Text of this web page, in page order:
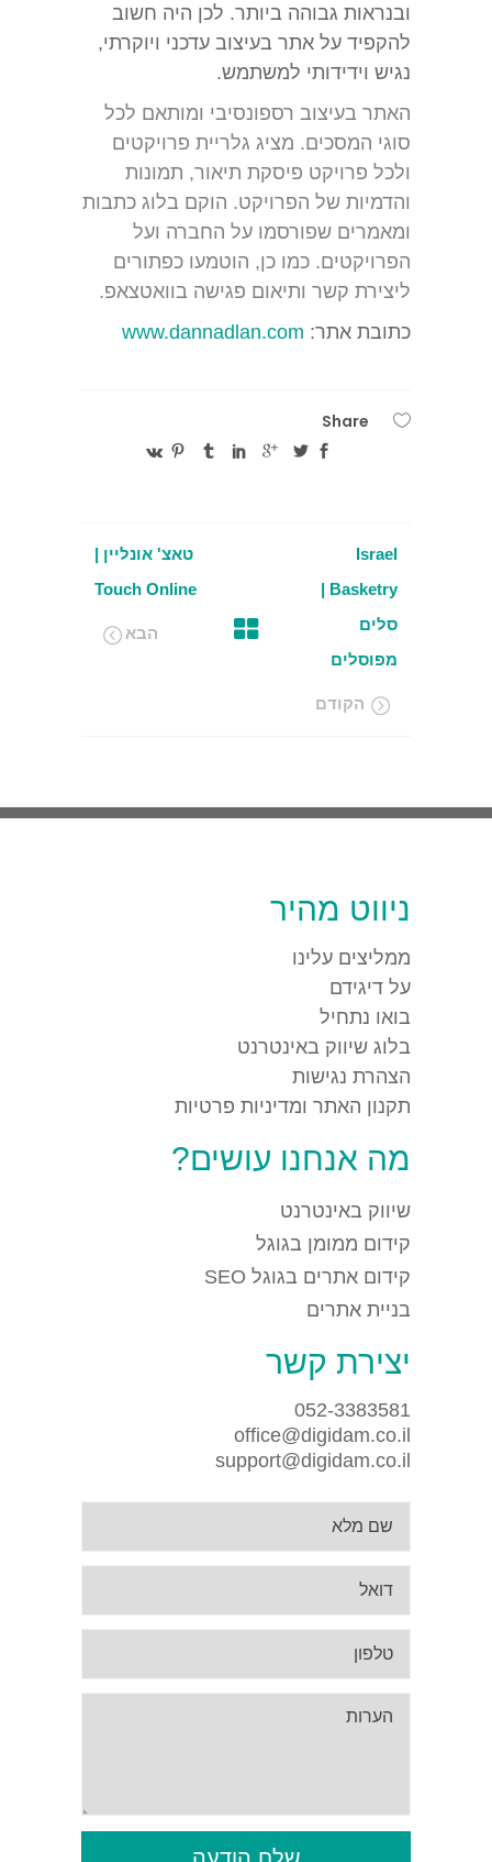
ובנראות גבוהה ביותר. לכן היה חשוב
להקפיד על אתר בעיצוב עדכני ויוקרתי,
נגיש וידידותי למשתמש.
האתר בעיצוב רספונסיבי ומותאם לכל
סוגי המסכים. מציג גלריית פרויקטים
ולכל פרויקט פיסקת תיאור, תמונות
והדמיות של הפרויקט. הוקם בלוג כתבות
ומאמרים שפורסמו על החברה ועל
הפרויקטים. כמו כן, הוטמעו כפתורים
ליצירת קשר ותיאום פגישה בוואטצאפ.
כתובת אתר: www.dannadlan.com
Share
Israel
Basketry |
סלים
מפוסלים
הקודם
טאצ' אונליין |
Touch Online
הבא
ניווט מהיר
ממליצים עלינו
על דיגידם
בואו נתחיל
בלוג שיווק באינטרנט
הצהרת נגישות
תקנון האתר ומדיניות פרטיות
מה אנחנו עושים?
שיווק באינטרנט
קידום ממומן בגוגל
קידום אתרים בגוגל SEO
בניית אתרים
יצירת קשר
052-3383581
office@digidam.co.il
support@digidam.co.il